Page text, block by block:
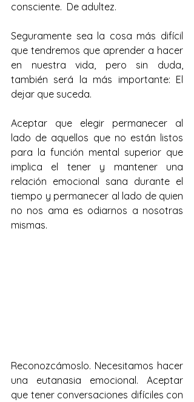
consciente.  De adultez.
Seguramente sea la cosa más difícil
que tendremos que aprender a hacer
en nuestra vida, pero sin duda,
también será la más importante: El
dejar que suceda.
Aceptar que elegir permanecer al
lado de aquellos que no están listos
para la función mental superior que
implica el tener y mantener una
relación emocional sana durante el
tiempo y permanecer al lado de quien
no nos ama es odiarnos a nosotras
mismas.
Reconozcámoslo. Necesitamos hacer
una eutanasia emocional. Aceptar
que tener conversaciones difíciles con